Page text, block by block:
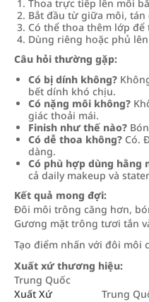
Thoa trực tiếp lên môi
Bắt đầu từ giữa môi, tán
Có thể thoa thêm lớp
Dùng riêng hoặc phủ
Câu hỏi thường gặp:
Có bị dính không?
bết dính khó chịu.
Có nặng môi không?
giác thoải mái.
Finish như thế nào?
Có dễ thoa không? Có.
dàng.
Có phù hợp dùng hằng
cả daily makeup và
Kết quả mong đợi:
Đôi môi trông căng hơn,
Gương mặt trông tươi tắn
Tạo điểm nhấn với đôi môi
Xuất xứ thương hiệu:
Trung Quốc
Xuất Xứ
Trung